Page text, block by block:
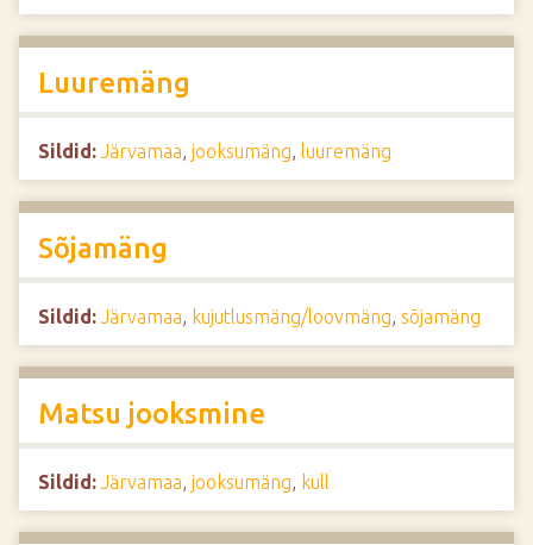
Luuremäng
Sildid: Järvamaa, jooksumäng, luuremäng
Sõjamäng
Sildid: Järvamaa, kujutlusmäng/loovmäng, sõjamäng
Matsu jooksmine
Sildid: Järvamaa, jooksumäng, kull